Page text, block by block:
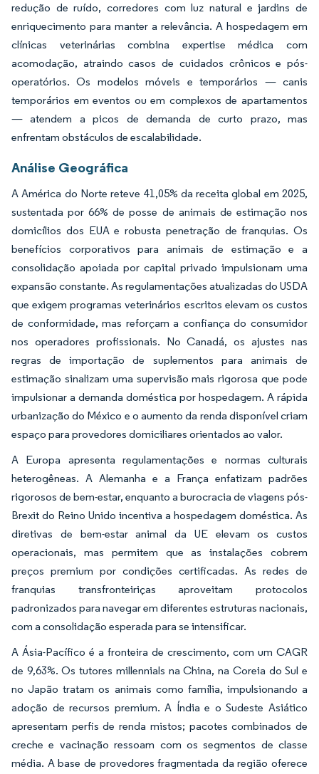
redução de ruído, corredores com luz natural e jardins de
enriquecimento para manter a relevância. A hospedagem em
clínicas veterinárias combina expertise médica com
acomodação, atraindo casos de cuidados crônicos e pós-
operatórios. Os modelos móveis e temporários — canis
temporários em eventos ou em complexos de apartamentos
— atendem a picos de demanda de curto prazo, mas
enfrentam obstáculos de escalabilidade.
Análise Geográfica
A América do Norte reteve 41,05% da receita global em 2025,
sustentada por 66% de posse de animais de estimação nos
domicílios dos EUA e robusta penetração de franquias. Os
benefícios corporativos para animais de estimação e a
consolidação apoiada por capital privado impulsionam uma
expansão constante. As regulamentações atualizadas do USDA
que exigem programas veterinários escritos elevam os custos
de conformidade, mas reforçam a confiança do consumidor
nos operadores profissionais. No Canadá, os ajustes nas
regras de importação de suplementos para animais de
estimação sinalizam uma supervisão mais rigorosa que pode
impulsionar a demanda doméstica por hospedagem. A rápida
urbanização do México e o aumento da renda disponível criam
espaço para provedores domiciliares orientados ao valor.
A Europa apresenta regulamentações e normas culturais
heterogêneas. A Alemanha e a França enfatizam padrões
rigorosos de bem-estar, enquanto a burocracia de viagens pós-
Brexit do Reino Unido incentiva a hospedagem doméstica. As
diretivas de bem-estar animal da UE elevam os custos
operacionais, mas permitem que as instalações cobrem
preços premium por condições certificadas. As redes de
franquias transfronteiriças aproveitam protocolos
padronizados para navegar em diferentes estruturas nacionais,
com a consolidação esperada para se intensificar.
A Ásia-Pacífico é a fronteira de crescimento, com um CAGR
de 9,63%. Os tutores millennials na China, na Coreia do Sul e
no Japão tratam os animais como família, impulsionando a
adoção de recursos premium. A Índia e o Sudeste Asiático
apresentam perfis de renda mistos; pacotes combinados de
creche e vacinação ressoam com os segmentos de classe
média. A base de provedores fragmentada da região oferece